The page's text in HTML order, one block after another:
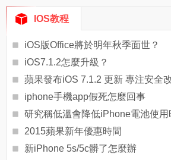
IOS教程
iOS版Office將於明年秋季面世？
iOS7.1.2怎麼升級？
蘋果發布iOS 7.1.2 更新 專注安全
iphone手機app假死怎麼回事
研究稱低溫會降低iPhone電池使用
2015蘋果新年優惠時間
新iPhone 5s/5c髒了怎麼辦